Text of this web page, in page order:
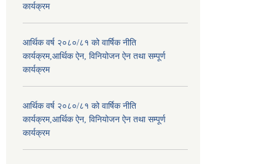
कार्यक्रम
आर्थिक वर्ष २०८०/८१ को वार्षिक नीति
कार्यक्रम,आर्थिक ऐन, विनियोजन ऐन तथा सम्पूर्ण
कार्यक्रम
आर्थिक वर्ष २०८०/८१ को वार्षिक नीति
कार्यक्रम,आर्थिक ऐन, विनियोजन ऐन तथा सम्पूर्ण
कार्यक्रम